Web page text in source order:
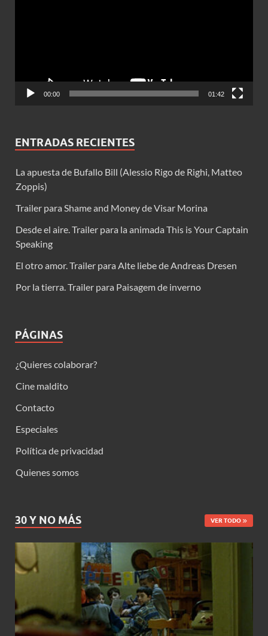
00:00 01:42
ENTRADAS RECIENTES
La apuesta de Bufallo Bill (Alessio Rigo de Righi, Matteo
Zoppis)
Trailer para Shame and Money de Visar Morina
Desde el aire. Trailer para la animada This is Your Captain
Speaking
El otro amor. Trailer para Alte liebe de Andreas Dresen
Por la tierra. Trailer para Paisagem de inverno
PÁGINAS
¿Quieres colaborar?
Cine maldito
Contacto
Especiales
Política de privacidad
Quienes somos
30 Y NO MÁS VER TODO